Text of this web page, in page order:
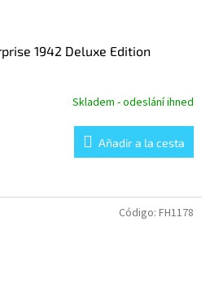
1942 Deluxe Edition
Skladem - odeslání ihned
Añadir a la cesta
Código: FH1178